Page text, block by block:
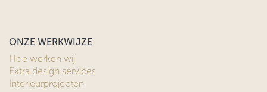
ONZE WERKWIJZE
Hoe werken wij
Extra design services
Interieurprojecten